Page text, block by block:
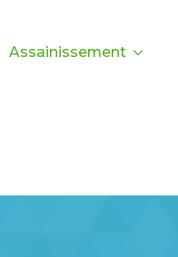
Assainissement